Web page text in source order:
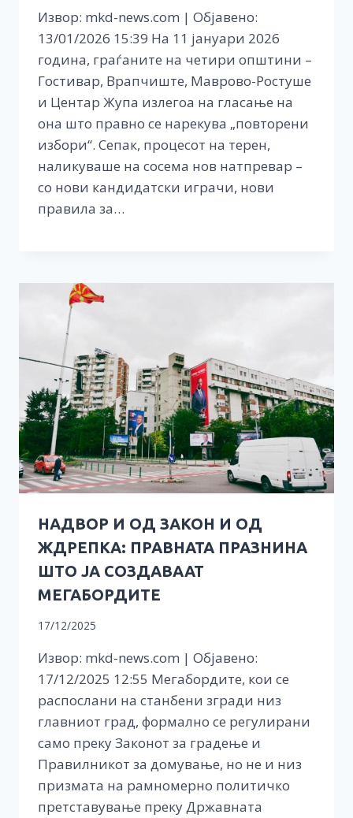
Извор: mkd-news.com | Објавено:
13/01/2026 15:39 На 11 јануари 2026
година, граѓаните на четири општини –
Гостивар, Врапчиште, Маврово-Ростуше
и Центар Жупа излегоа на гласање на
она што правно се нарекува „повторени
избори“. Сепак, процесот на терен,
наликуваше на сосема нов натпревар –
со нови кандидатски играчи, нови
правила за…
НАДВОР И ОД ЗАКОН И ОД
ЖДРЕПКА: ПРАВНАТА ПРАЗНИНА
ШТО ЈА СОЗДАВААТ
МЕГАБОРДИТЕ
17/12/2025
Извор: mkd-news.com | Објавено:
17/12/2025 12:55 Мегабордите, кои се
распослани на станбени згради низ
главниот град, формално се регулирани
само преку Законот за градење и
Правилникот за домување, но не и низ
призмата на рамномерно политичко
претставување преку Државната